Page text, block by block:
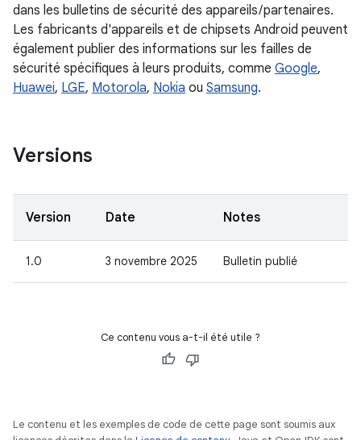
dans les bulletins de sécurité des appareils / partenaires.
Les fabricants d'appareils et de chipsets Android peuvent
également publier des informations sur les failles de
sécurité spécifiques à leurs produits, comme Google,
Huawei, LGE, Motorola, Nokia ou Samsung.
Versions
Version Date Notes
1.0 3 novembre 2025 Bulletin publié
Ce contenu vous a-t-il été utile ?
Le contenu et les exemples de code de cette page sont soumis aux